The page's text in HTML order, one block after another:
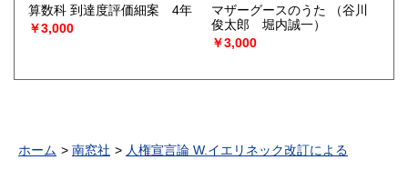
算数科 到達度評価細案 4年
￥3,000
マザーグースのうた
（谷川
俊太郎 堀内誠一）
￥3,000
ホーム 南窓社 人権宣言論 W.イエリネック改訂による